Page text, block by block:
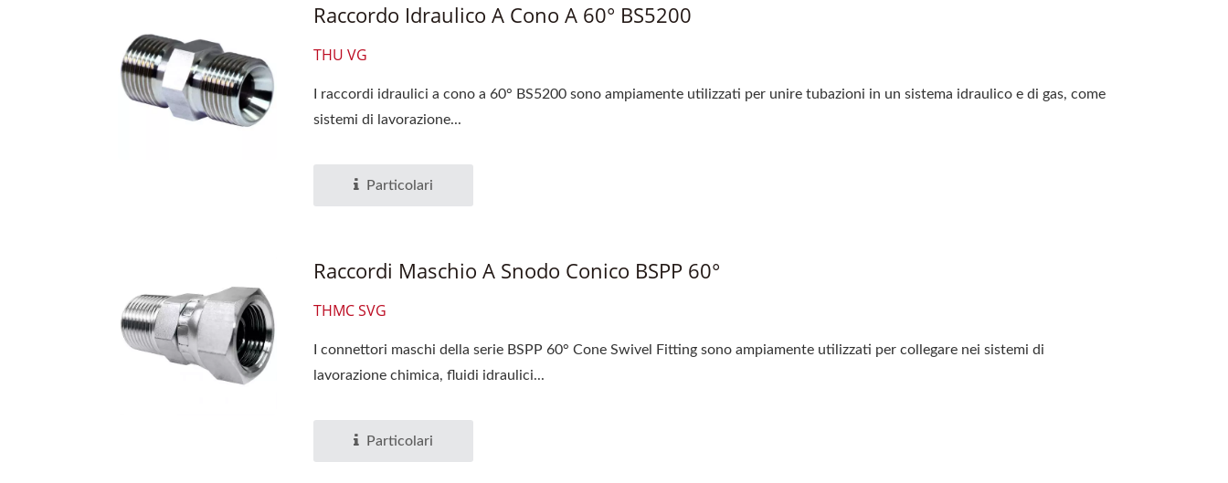
Raccordo Idraulico A Cono A 60° BS5200
THU VG
I raccordi idraulici a cono a 60° BS5200 sono ampiamente utilizzati per unire tubazioni in un sistema idraulico e di gas, come
sistemi di lavorazione...
Particolari
Raccordi Maschio A Snodo Conico BSPP 60°
THMC SVG
I connettori maschi della serie BSPP 60° Cone Swivel Fitting sono ampiamente utilizzati per collegare nei sistemi di
lavorazione chimica, fluidi idraulici...
Particolari